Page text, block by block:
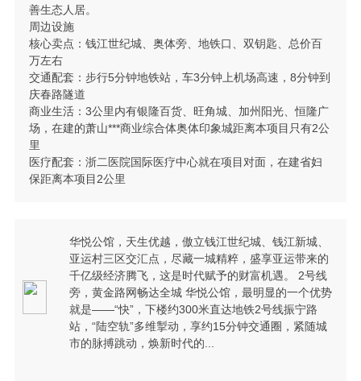
善生态人居。
周边设施
核心卖点：钱江世纪城、奥体旁、地铁口、双钥匙、总价百
万左右
交通配套：步行5分钟地铁站，车3分钟上机场高速，8分钟到
庆春路隧道
商业生活：3公里内有银隆百货、旺角城、加州阳光、恒隆广
场，在建的萧山***商业综合体奥体印象城距离本项目只有2公
里
医疗配套：浙二医院国际医疗中心就在项目对面，在建省妇
保距离本项目2公里
华悦公馆，天生优越，傲立钱江世纪城、钱江新城、
亚运村三区交汇点，尽藏一城精粹，盛享亚运带来的
千亿级经济腾飞，这是时代赋予的财富机遇。 2号线
旁，黄金路网畅达全城 华悦公馆，最明显的一个优势
就是——“快”，下楼约300米直达地铁2号线振宁路
站，“陆空轨”多维掣动，享约15分钟交通圈，紧随城
市的脉搏跳动，焕新时代的...